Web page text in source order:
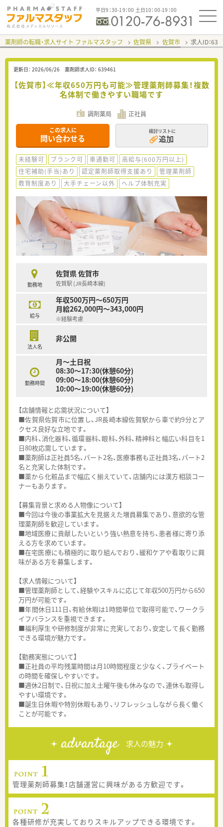
平日9：30-19：00 土日10：00-19：00
薬剤師の転職・求人サイト ファルマスタッフ 佐賀県 佐賀市 求人ID：
更新日： 2026/06/26 薬剤師求人ID： 639461
【佐賀市】≪年収650万円も可能≫管理薬剤師募集！複数
名体制で働きやすい職場です
調剤薬局 正社員
この求人に
問い合わせる
検討リストに
追加
未経験可 ブランク可 車通勤可
高給与(600万円以上)
住宅補助(手当)あり
認定薬剤師取得支援あり
管理薬剤師
教育制度あり
大手チェーン以外 ヘルプ体制充実
勤務地
佐賀県 佐賀市
佐賀駅 (JR長崎本線)
給与
年収500万円～650万円
月給262,000円～343,000円
※経験考慮
法人名
非公開
勤務時間
月～土日祝
08:30～17:30(休憩60分)
09:00～18:00(休憩60分)
10:00〜19:00(休憩60分)
【店舗情報と応需状況について】
■佐賀県佐賀市に位置し、JR長崎本線佐賀駅から車で約9分とア
クセス良好な立地です。
■内科、消化器科、循環器科、眼科、外科、精神科と幅広い科目を1
日80枚応需しています。
■薬剤師は正社員5名、パート2名、医療事務も正社員3名、パート2
名と充実した体制です。
■薬から化粧品まで幅広く揃えていて、店舗内には漢方相談コー
ナーもあります。
【募集背景と求める人物像について】
■今回は今後の事業拡大を見据えた増員募集であり、意欲的な管
理薬剤師を歓迎しています。
■地域医療に貢献したいという強い熱意を持ち、患者様に寄り添
える方を求めています。
■在宅医療にも積極的に取り組んでおり、緩和ケアや看取りに興
味がある方を募集します。
【求人情報について】
■管理薬剤師として、経験やスキルに応じて年収500万円から650
万円が可能です。
■年間休日111日、有給休暇は1時間単位で取得可能で、ワークラ
イフバランスを重視できます。
■福利厚生や研修制度が非常に充実しており、安定して長く勤務
できる環境が魅力です。
【勤務実態について】
■正社員の平均残業時間は月10時間程度と少なく、プライベート
の時間を確保しやすいです。
■週休2日制で、日祝に加え土曜午後も休みなので、連休も取得し
やすい環境です。
■誕生日休暇や特別休暇もあり、リフレッシュしながら長く働く
ことが可能です。
advantage 求人の魅力
管理薬剤師募集！店舗運営に興味がある方歓迎です。
各種研修が充実しておりスキルアップできる環境です。